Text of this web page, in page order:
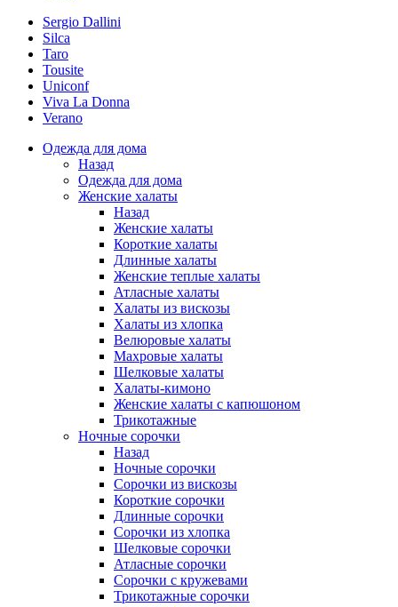
Sergio Dallini
Silca
Taro
Tousite
Uniconf
Viva La Donna
Verano
Одежда для дома
Назад
Одежда для дома
Женские халаты
Назад
Женские халаты
Короткие халаты
Длинные халаты
Женские теплые халаты
Атласные халаты
Халаты из вискозы
Халаты из хлопка
Велюровые халаты
Махровые халаты
Шелковые халаты
Халаты-кимоно
Женские халаты с капюшоном
Трикотажные
Ночные сорочки
Назад
Ночные сорочки
Сорочки из вискозы
Короткие сорочки
Длинные сорочки
Сорочки из хлопка
Шелковые сорочки
Атласные сорочки
Сорочки с кружевами
Трикотажные сорочки